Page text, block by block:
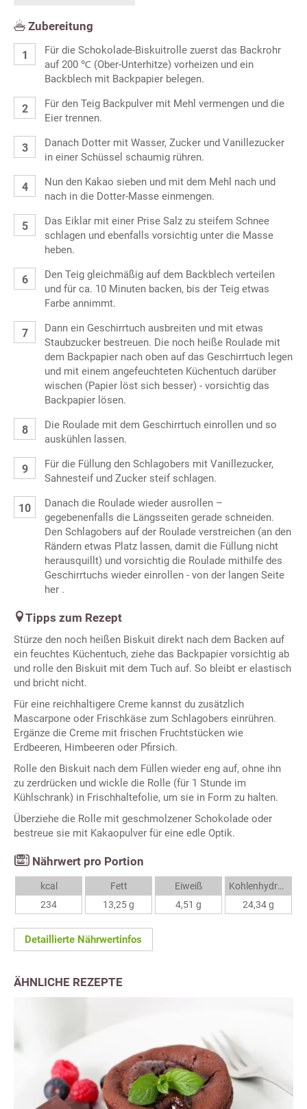
Zubereitung
Für die Schokolade-Biskuitrolle zuerst das Backrohr
auf 200 ℃ (Ober-Unterhitze) vorheizen und ein
Backblech mit Backpapier belegen.
Für den Teig Backpulver mit Mehl vermengen und die
Eier trennen.
Danach Dotter mit Wasser, Zucker und Vanillezucker
in einer Schüssel schaumig rühren.
Nun den Kakao sieben und mit dem Mehl nach und
nach in die Dotter-Masse einmengen.
Das Eiklar mit einer Prise Salz zu steifem Schnee
schlagen und ebenfalls vorsichtig unter die Masse
heben.
Den Teig gleichmäßig auf dem Backblech verteilen
und für ca. 10 Minuten backen, bis der Teig etwas
Farbe annimmt.
Dann ein Geschirrtuch ausbreiten und mit etwas
Staubzucker bestreuen. Die noch heiße Roulade mit
dem Backpapier nach oben auf das Geschirrtuch legen
und mit einem angefeuchteten Küchentuch darüber
wischen (Papier löst sich besser) - vorsichtig das
Backpapier lösen.
Die Roulade mit dem Geschirrtuch einrollen und so
auskühlen lassen.
Für die Füllung den Schlagobers mit Vanillezucker,
Sahnesteif und Zucker steif schlagen.
Danach die Roulade wieder ausrollen –
gegebenenfalls die Längsseiten gerade schneiden.
Den Schlagobers auf der Roulade verstreichen (an den
Rändern etwas Platz lassen, damit die Füllung nicht
herausquillt) und vorsichtig die Roulade mithilfe des
Geschirrtuchs wieder einrollen - von der langen Seite
her .
Tipps zum Rezept
Stürze den noch heißen Biskuit direkt nach dem Backen auf
ein feuchtes Küchentuch, ziehe das Backpapier vorsichtig ab
und rolle den Biskuit mit dem Tuch auf. So bleibt er elastisch
und bricht nicht.
Für eine reichhaltigere Creme kannst du zusätzlich
Mascarpone oder Frischkäse zum Schlagobers einrühren.
Ergänze die Creme mit frischen Fruchtstücken wie
Erdbeeren, Himbeeren oder Pfirsich.
Rolle den Biskuit nach dem Füllen wieder eng auf, ohne ihn
zu zerdrücken und wickle die Rolle (für 1 Stunde im
Kühlschrank) in Frischhaltefolie, um sie in Form zu halten.
Überziehe die Rolle mit geschmolzener Schokolade oder
bestreue sie mit Kakaopulver für eine edle Optik.
Nährwert pro Portion
kcal
234
Fett
13,25 g
Eiweiß
4,51 g
Kohlenhydrate
24,34 g
Detaillierte Nährwertinfos
ÄHNLICHE REZEPTE